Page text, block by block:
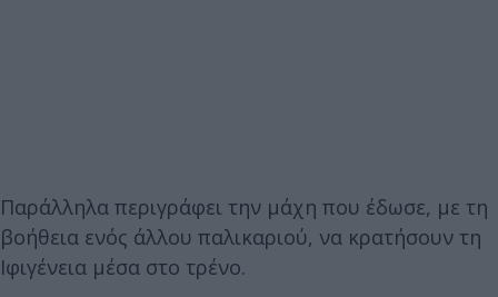
Παράλληλα περιγράφει την μάχη που έδωσε, με τη
βοήθεια ενός άλλου παλικαριού, να κρατήσουν τη
Ιφιγένεια μέσα στο τρένο.